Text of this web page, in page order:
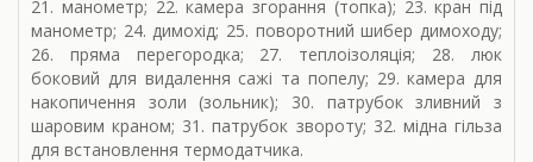
21. манометр; 22. камера згорання (топка); 23. кран під
манометр; 24. димохід; 25. поворотний шибер димоходу;
26. пряма перегородка; 27. теплоізоляція; 28. люк
боковий для видалення сажі та попелу; 29. камера для
накопичення золи (зольник); 30. патрубок зливний з
шаровим краном; 31. патрубок звороту; 32. мідна гільза
для встановлення термодатчика.